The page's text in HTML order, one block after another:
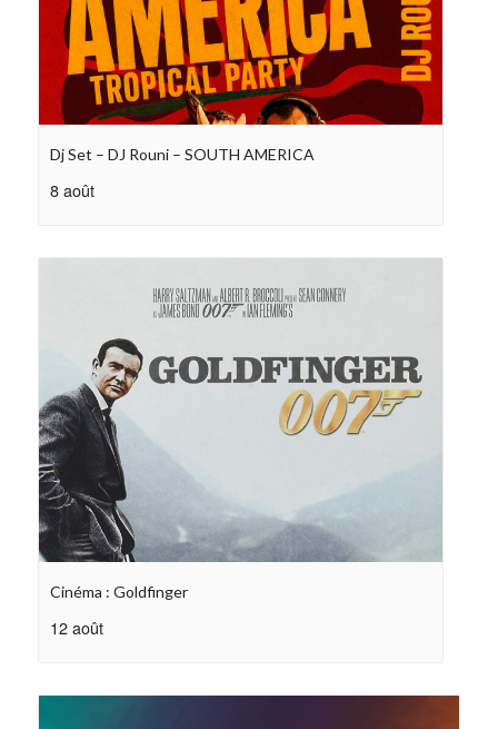
Dj Set – DJ Rouni – SOUTH AMERICA
8 août
Cinéma : Goldfinger
12 août